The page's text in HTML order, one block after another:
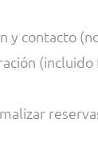
y contacto